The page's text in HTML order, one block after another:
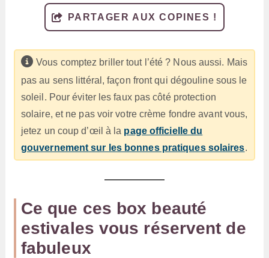
PARTAGER AUX COPINES !
Vous comptez briller tout l’été ? Nous aussi. Mais
pas au sens littéral, façon front qui dégouline sous le
soleil. Pour éviter les faux pas côté protection
solaire, et ne pas voir votre crème fondre avant vous,
jetez un coup d’œil à la page officielle du
gouvernement sur les bonnes pratiques solaires.
Ce que ces box beauté
estivales vous réservent de
fabuleux